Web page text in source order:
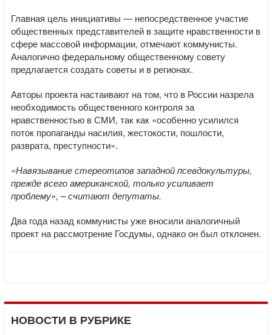
Главная цель инициативы — непосредственное участие
общественных представителей в защите нравственности в
сфере массовой информации, отмечают коммунисты.
Аналогично федеральному общественному совету
предлагается создать советы и в регионах.
Авторы проекта настаивают на том, что в России назрела
необходимость общественного контроля за
нравственностью в СМИ, так как «особенно усилился
поток пропаганды насилия, жестокости, пошлости,
разврата, преступности».
«Навязывание стереотипов западной псевдокультуры,
прежде всего американской, только усиливает
проблему», – считают депутаты.
Два года назад коммунисты уже вносили аналогичный
проект на рассмотрение Госдумы, однако он был отклонен.
НОВОСТИ В РУБРИКЕ